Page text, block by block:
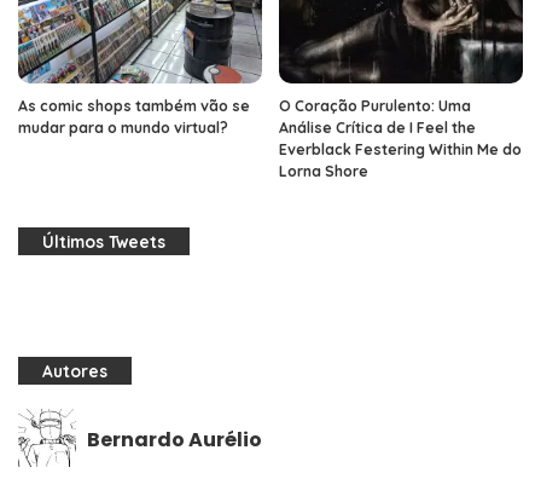
As comic shops também vão se
mudar para o mundo virtual?
O Coração Purulento: Uma
Análise Crítica de I Feel the
Everblack Festering Within Me do
Lorna Shore
Últimos Tweets
Autores
Bernardo Aurélio